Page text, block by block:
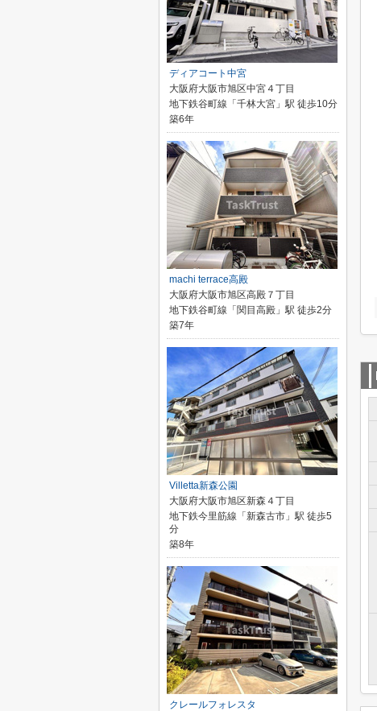
ディアコート中宮
大阪府大阪市旭区中宮４丁目
地下鉄谷町線「千林大宮」駅 徒歩10分
築6年
machi terrace高殿
大阪府大阪市旭区高殿７丁目
地下鉄谷町線「関目高殿」駅 徒歩2分
築7年
Villetta新森公園
大阪府大阪市旭区新森４丁目
地下鉄今里筋線「新森古市」駅 徒歩5
分
築8年
クレールフォレスタ